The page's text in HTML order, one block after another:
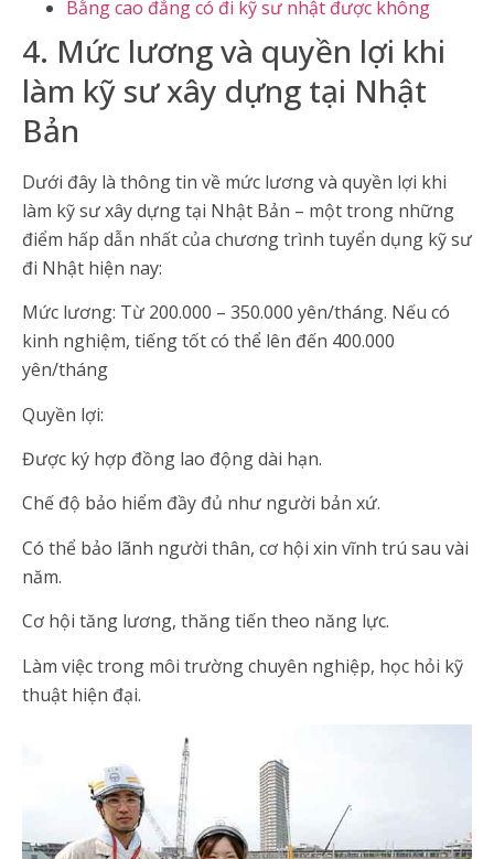
Bằng cao đẳng có đi kỹ sư nhật được không
4. Mức lương và quyền lợi khi
làm kỹ sư xây dựng tại Nhật
Bản
Dưới đây là thông tin về mức lương và quyền lợi khi
làm kỹ sư xây dựng tại Nhật Bản – một trong những
điểm hấp dẫn nhất của chương trình tuyển dụng kỹ sư
đi Nhật hiện nay:
Mức lương: Từ 200.000 – 350.000 yên/tháng. Nếu có
kinh nghiệm, tiếng tốt có thể lên đến 400.000
yên/tháng
Quyền lợi:
Được ký hợp đồng lao động dài hạn.
Chế độ bảo hiểm đầy đủ như người bản xứ.
Có thể bảo lãnh người thân, cơ hội xin vĩnh trú sau vài
năm.
Cơ hội tăng lương, thăng tiến theo năng lực.
Làm việc trong môi trường chuyên nghiệp, học hỏi kỹ
thuật hiện đại.